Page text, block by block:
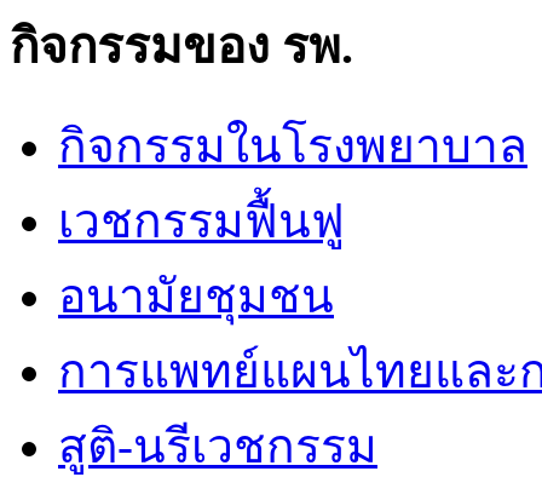
กิจกรรมของ รพ.
กิจกรรมในโรงพยาบาล
เวชกรรมฟื้นฟู
อนามัยชุมชน
การแพทย์แผนไทยและ
สูติ-นรีเวชกรรม